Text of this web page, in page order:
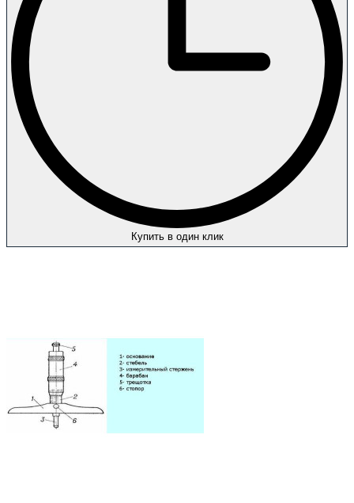
Купить в один клик